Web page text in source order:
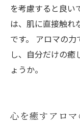
を考慮すると良い
は、肌に直接触れ
です。 アロマの
し、自分だけの癒
ょうか。
心を癒すアロ